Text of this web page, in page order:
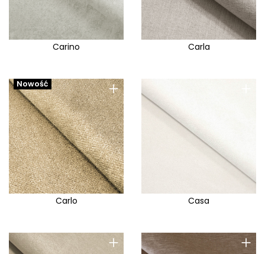
Carino Carla
+
Nowość
Carlo Casa
+ +